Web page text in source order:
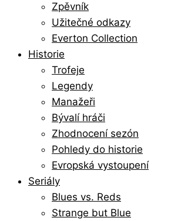
Zpěvník
Užitečné odkazy
Everton Collection
Historie
Trofeje
Legendy
Manažeři
Bývalí hráči
Zhodnocení sezón
Pohledy do historie
Evropská vystoupení
Seriály
Blues vs. Reds
Strange but Blue